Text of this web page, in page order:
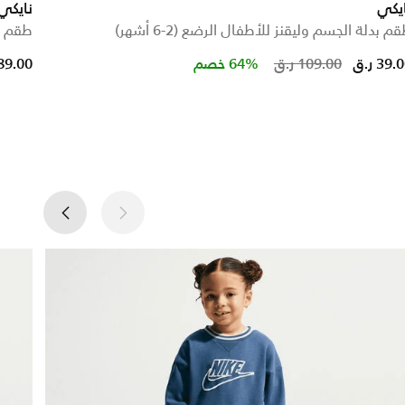
بدلة الجسم وليقنز للأطفال الرضع (2-6 أشهر)
Price reduced
109.00 ر.ق
to ر.ق 64% خصم
طقم
89.00